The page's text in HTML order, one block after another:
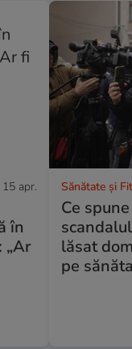
15 apr.
în
„Ar
Sănătate și
Ce
lăsat
pe